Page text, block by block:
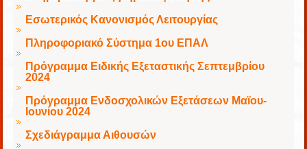
Εσωτερικός Κανονισμός Λειτουργίας
Πληροφοριακό Σύστημα 1ου ΕΠΑΛ
Πρόγραμμα Ειδικής Εξεταστικής Σεπτεμβρίου
2024
Πρόγραμμα Ενδοσχολικών Εξετάσεων Μαϊου-
Ιουνίου 2024
Σχεδιάγραμμα Αιθουσών